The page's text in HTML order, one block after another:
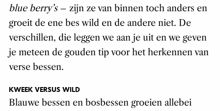
blue berry’s– zijn ze van binnen toch anders en
groeit de ene bes wild en de andere niet. De
verschillen, die leggen we aan je uit en we geven
je meteen de gouden tip voor het herkennen van
verse bessen.
KWEEK VERSUS WILD
Blauwe bessen en bosbessen groeien allebei